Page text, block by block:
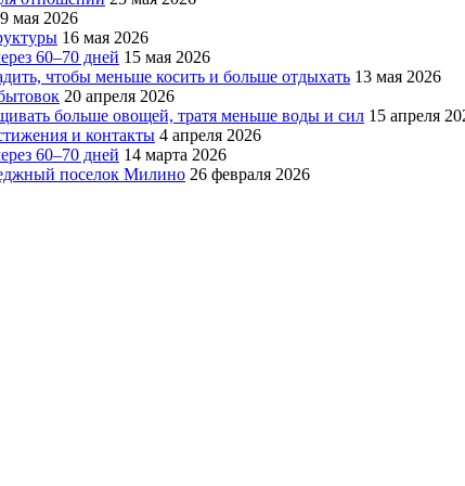
мая 2026
16 мая 2026
60–70 дней 15 мая 2026
чтобы меньше косить и больше отдыхать 13 мая 2026
20 апреля 2026
больше овощей, тратя меньше воды и сил 15 апреля
и контакты 4 апреля 2026
60–70 дней 14 марта 2026
поселок Милино 26 февраля 2026